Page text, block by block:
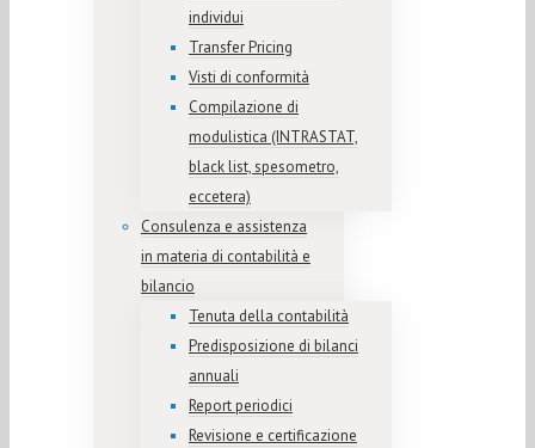
individui
Transfer Pricing
Visti di conformità
Compilazione di
modulistica (INTRASTAT,
black list, spesometro,
eccetera)
Consulenza e assistenza
in materia di contabilità e
bilancio
Tenuta della contabilità
Predisposizione di bilanci
annuali
Report periodici
Revisione e certificazione